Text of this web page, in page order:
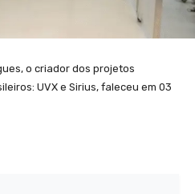
o criador dos projetos
UVX e Sirius, faleceu em 03